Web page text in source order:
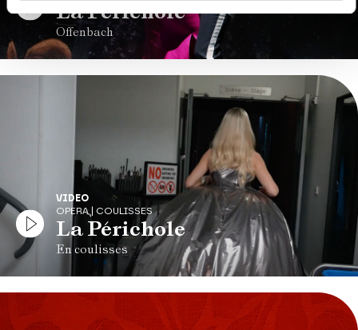
La Périchole
Offenbach
VIDEO
OPERA | COULISSES
La Périchole
En coulisses